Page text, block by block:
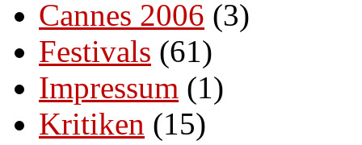
Cannes 2006 (3)
Festivals (61)
Impressum (1)
Kritiken (15)